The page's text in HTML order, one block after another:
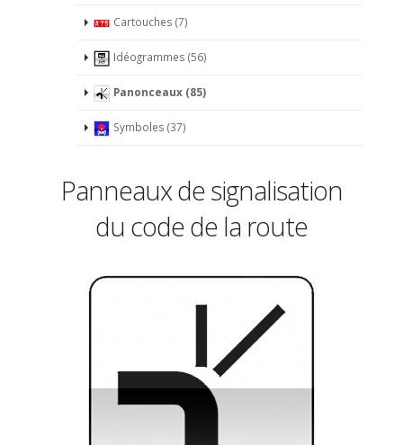
Cartouches (7)
Idéogrammes (56)
Panonceaux (85)
Symboles (37)
Panneaux de signalisation
du code de la route